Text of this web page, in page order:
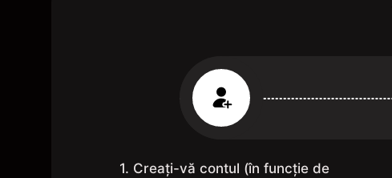
1. Creați-vă contul (în funcție de